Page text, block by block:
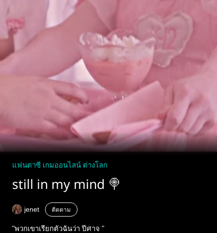
แฟนตาซี เกมออนไลน์ ต่างโลก
still in my mind 🍭
jenet ติดตาม
"พวกเขาเรียกตัวฉันว่า ปีศาจ "